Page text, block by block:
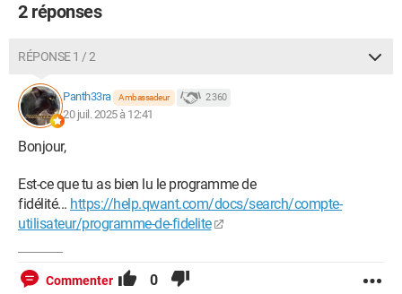
2 réponses
RÉPONSE 1 / 2
Panth33ra Ambassadeur 2 360
20 juil. 2025 à 12:41
Bonjour,
Est-ce que tu as bien lu le programme de
fidélité... https://help.qwant.com/docs/search/compte-
utilisateur/programme-de-fidelite
Commenter 0